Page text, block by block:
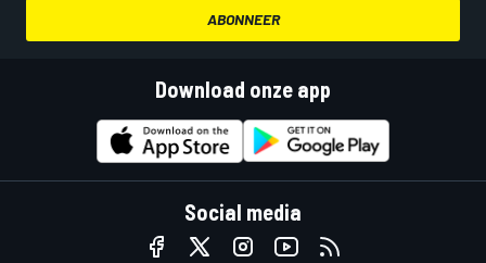
ABONNEER
Download onze app
Social media